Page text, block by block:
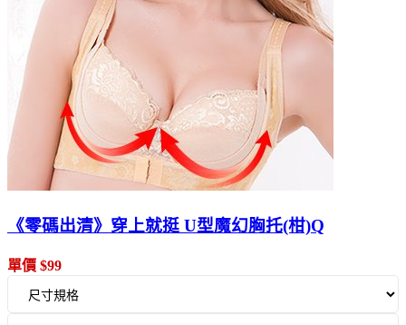
《零碼出清》穿上就挺 U型魔幻胸托(柑)Q
單價 $99